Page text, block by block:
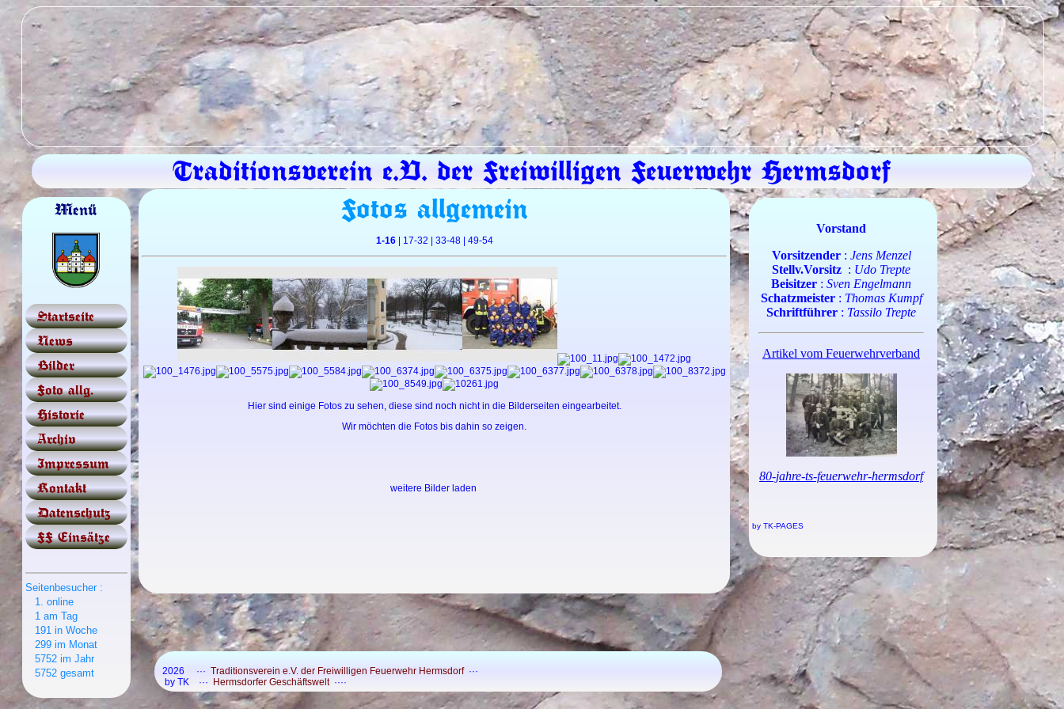
Traditionsverein e.V. der Freiwilligen Feuerwehr Hermsdorf
Menü
Startseite
News
Bilder
Foto allg.
Historie
Archiv
Impressum
Kontakt
Datenschutz
FF Einsätze
Seitenbesucher :
1. online
1 am Tag
191 in Woche
299 im Monat
5752 im Jahr
5752 gesamt
Fotos allgemein
1-16| 17-32 33-48| 49-54
Hier sind einige Fotos zu sehen, diese sind noch nicht in die Bilderseiten eingearbeitet.
Wir möchten die Fotos bis dahin so zeigen.
weitere Bilder laden
by TK-PAGES
2026 ··· Traditionsverein e.V. der Freiwilligen Feuerwehr Hermsdorf ···
by TK ···
Hermsdorfer Geschäftswelt ····